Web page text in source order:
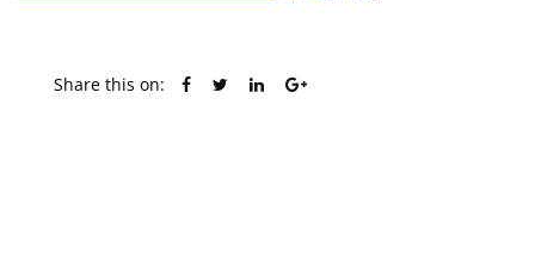
Share this on: